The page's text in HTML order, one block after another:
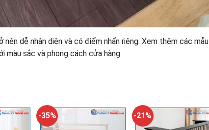
dễ nhận diện và có điểm nhấn riêng. Xem thêm các mẫu
màu sắc và phong cách cửa hàng.
-35% -21%